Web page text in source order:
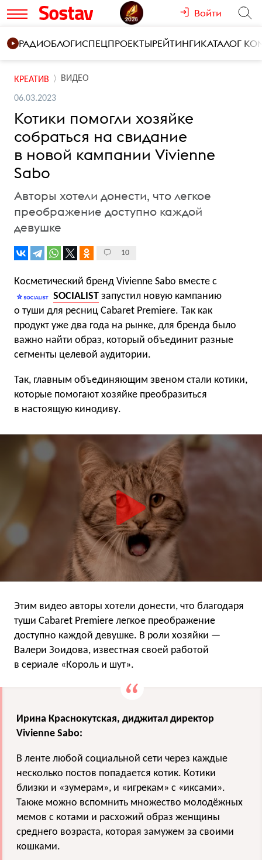
Войти
РАДИОБЛОГИСПЕЦПРОЕКТЫРЕЙТИНГИКАТАЛОГ
КРЕАТИВ ВИДЕО
06.03.2023
Котики помогли хозяйке
собраться на свидание
в новой кампании Vivienne
Sabo
Авторы хотели донести, что легкое
преображение доступно каждой
девушке
10
Косметический бренд Vivienne Sabo вместе с
SOCIALIST запустил новую кампанию
о туши для ресниц Cabaret Premiere. Так как
продукт уже два года на рынке, для бренда было
важно найти образ, который объединит разные
сегменты целевой аудитории.
Так, главным объединяющим звеном стали котики,
которые помогают хозяйке преобразиться
в настоящую кинодиву.
Этим видео авторы хотели донести, что благодаря
туши Cabaret Premiere легкое преображение
доступно каждой девушке. В роли хозяйки —
Валери Зоидова, известная своей работой
в сериале «Король и шут».
Ирина Краснокутская, диджитал директор
Vivienne Sabo:
В ленте любой социальной сети через каждые
несколько постов попадается котик. Котики
близки и «зумерам», и «игрекам» с «иксами».
Также можно вспомнить множество молодёжных
мемов с котами и расхожий образ женщины
среднего возраста, которая замужем за своими
кошками.